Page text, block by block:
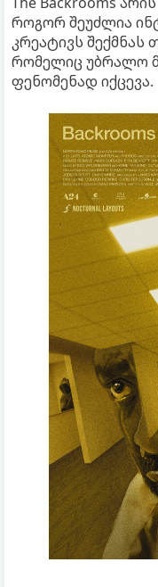
როგორ შეუძლია
კრეატივს შექმნას
რომელიც უბრალო
ფენომენად იქცევა.